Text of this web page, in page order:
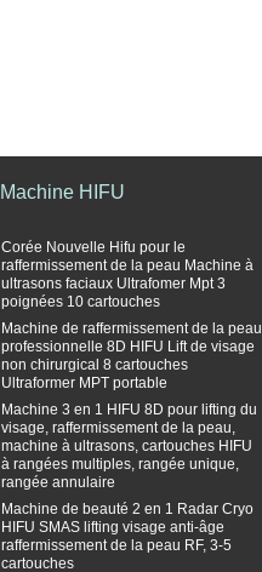
Machine HIFU
Corée Nouvelle Hifu pour le
raffermissement de la peau Machine à
ultrasons faciaux Ultrafomer Mpt 3
poignées 10 cartouches
Machine de raffermissement de la peau
professionnelle 8D HIFU Lift de visage
non chirurgical 8 cartouches
Ultraformer MPT portable
Machine 3 en 1 HIFU 8D pour lifting du
visage, raffermissement de la peau,
machine à ultrasons, cartouches HIFU
à rangées multiples, rangée unique,
rangée annulaire
Machine de beauté 2 en 1 Radar Cryo
HIFU SMAS lifting visage anti-âge
raffermissement de la peau RF, 3-5
cartouches